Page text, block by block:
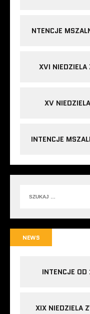
NTENCJE
XVI
XV
INTENCJE
NEWS
INTENCJE
XIX NIEDZIELA